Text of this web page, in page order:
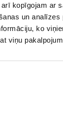
kopīgojam ar
un
ko
viņu
teave
Giidi saatel
ja
ja selle